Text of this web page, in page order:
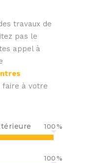
travaux de
pas le
appel à
faire à votre
100
100